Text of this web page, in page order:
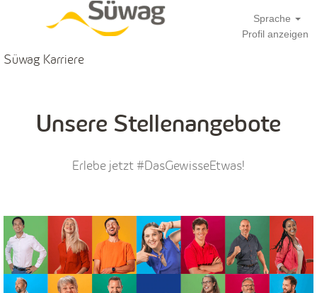
Sprache
Profil anzeigen
Süwag Karriere
Unsere Stellenangebote
Erlebe jetzt #DasGewisseEtwas!